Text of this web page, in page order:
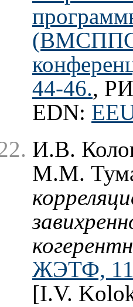
44-46.,
EDN:
И.В.
М.М.
ЖЭТФ,
[I.V.